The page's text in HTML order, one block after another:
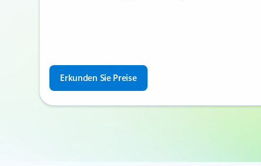
Erkunden Sie Preise